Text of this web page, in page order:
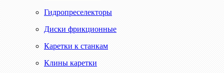
Гидропреселекторы
Диски фрикционные
Каретки к станкам
Клины каретки